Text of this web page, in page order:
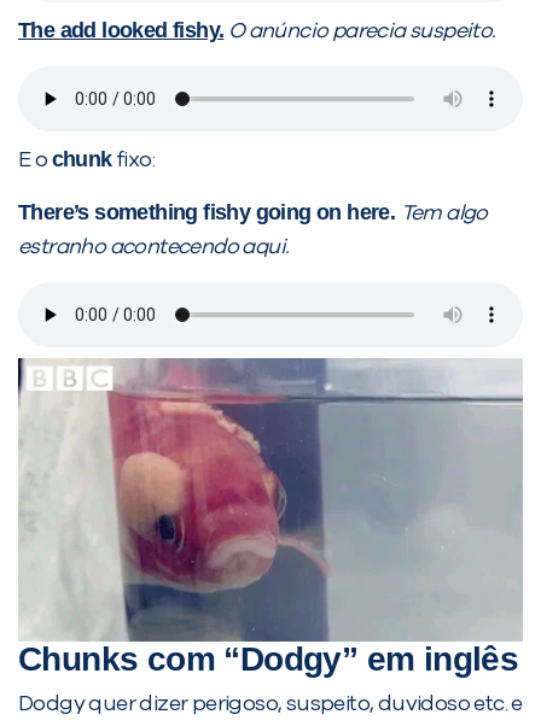
The add looked fishy. O anúncio parecia suspeito.
E o chunkfixo:
There’s something fishy going on here. Tem algo
estranho acontecendo aqui.
Chunks com “Dodgy” em inglês
Dodgy quer dizer perigoso, suspeito, duvidoso etc. e